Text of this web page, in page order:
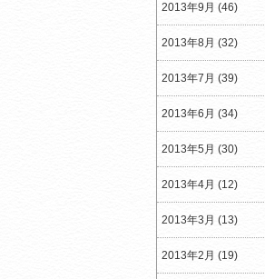
2013年9月 (46)
2013年8月 (32)
2013年7月 (39)
2013年6月 (34)
2013年5月 (30)
2013年4月 (12)
2013年3月 (13)
2013年2月 (19)